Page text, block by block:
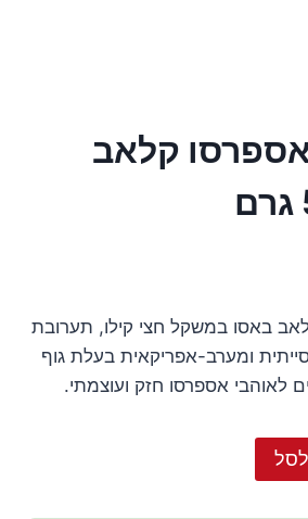
קלאב
באסו במשקל חצי קילו, תערובת
ומערב-אפריקאית בעלת גוף
לאוהבי אספרסו חזק ועוצמתי.